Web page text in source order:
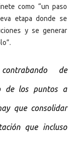
como “un paso
etapa donde se
y se generar
contrabando de
de los puntos a
que consolidar
que incluso